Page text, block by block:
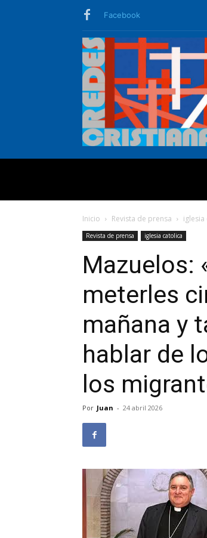
Facebook
Inicio Revista de prensa iglesia
Revista de prensa iglesia catolica
Mazuelos:
meterles
mañana y
hablar de
los
Por Juan - 24 abril 2026